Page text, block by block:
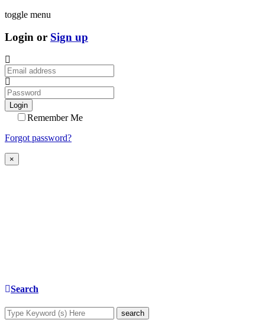
toggle menu
Login or Sign up
Login
Remember Me
Forgot password?
×
Search
search